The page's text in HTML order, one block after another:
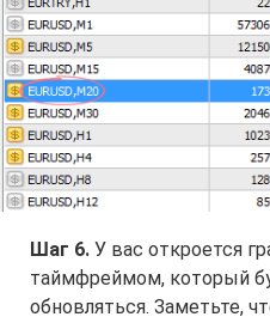
Шаг 6. У вас откроется
таймфреймом, который
обновляться. Заметьте,